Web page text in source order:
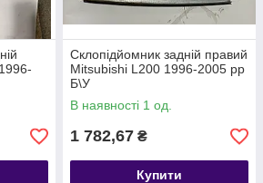
Склопідйомник задній правий
Mitsubishi L200 1996-2005 рр
Б\У
В наявності 1 од.
1 782,67 ₴
Купити